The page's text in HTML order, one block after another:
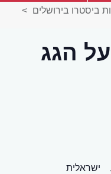
ביסטרו בירושלים >
הגג
ישראלית